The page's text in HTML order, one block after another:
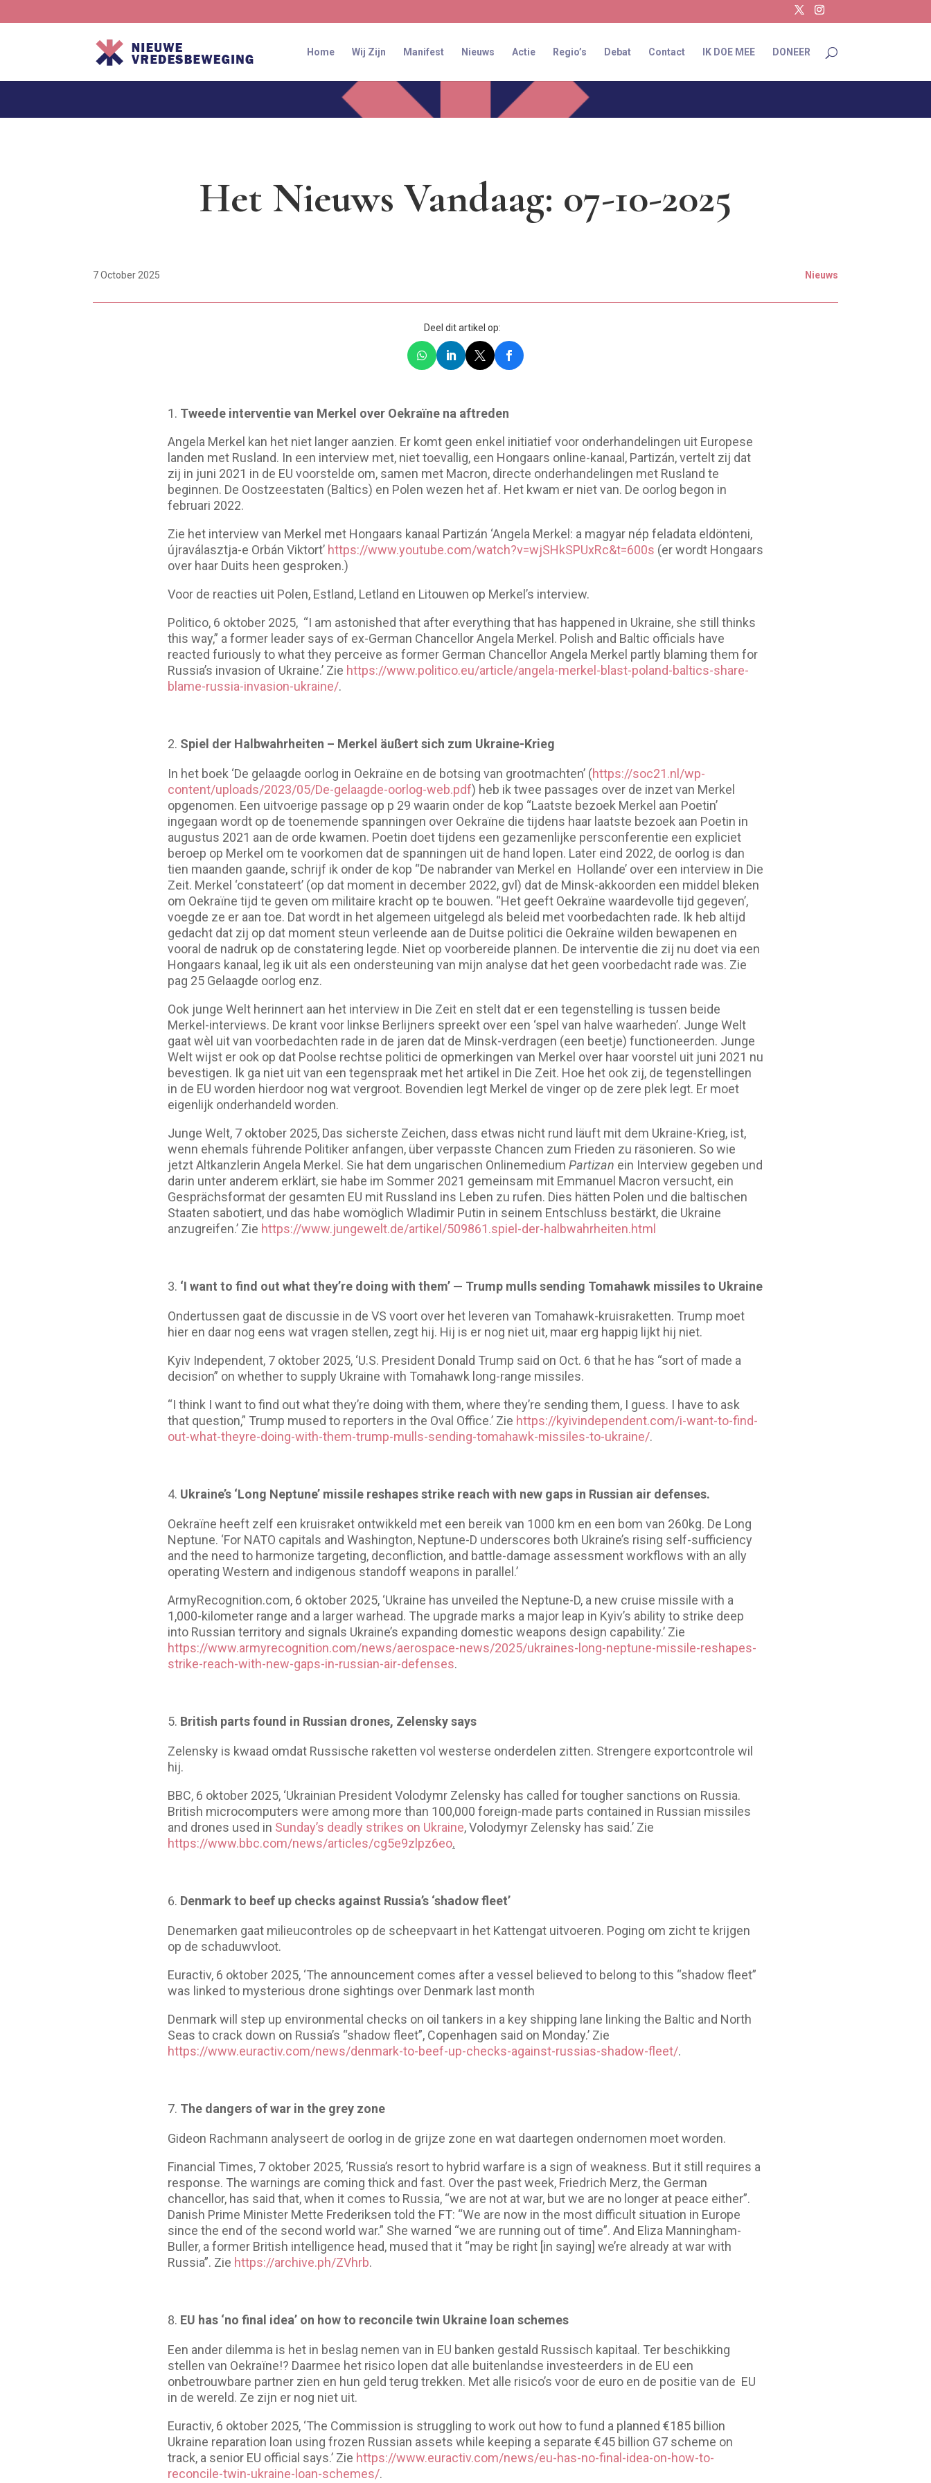
Home Wij Zijn Manifest Nieuws Actie Regio’s Debat Contact IK DOE MEE DONEER
Het Nieuws Vandaag: 07-10-2025
7 October 2025 Nieuws
Deel dit artikel op:
1. Tweede interventie van Merkel over Oekraïne na aftreden
Angela Merkel kan het niet langer aanzien. Er komt geen enkel initiatief voor onderhandelingen uit Europese
landen met Rusland. In een interview met, niet toevallig, een Hongaars online-kanaal, Partizán, vertelt zij dat
zij in juni 2021 in de EU voorstelde om, samen met Macron, directe onderhandelingen met Rusland te
beginnen. De Oostzeestaten (Baltics) en Polen wezen het af. Het kwam er niet van. De oorlog begon in
februari 2022.
Zie het interview van Merkel met Hongaars kanaal Partizán ‘Angela Merkel: a magyar nép feladata eldönteni,
újraválasztja-e Orbán Viktort’ https://www.youtube.com/watch?v=wjSHkSPUxRc&t=600s (er wordt Hongaars
over haar Duits heen gesproken.)
Voor de reacties uit Polen, Estland, Letland en Litouwen op Merkel’s interview.
Politico, 6 oktober 2025, “I am astonished that after everything that has happened in Ukraine, she still thinks
this way,” a former leader says of ex-German Chancellor Angela Merkel. Polish and Baltic officials have
reacted furiously to what they perceive as former German Chancellor Angela Merkel partly blaming them for
Russia’s invasion of Ukraine.’ Zie https://www.politico.eu/article/angela-merkel-blast-poland-baltics-share-
blame-russia-invasion-ukraine/.
Spiel der Halbwahrheiten – Merkel äußert sich zum Ukraine-Krieg
In het boek ‘De gelaagde oorlog in Oekraïne en de botsing van grootmachten’ (https://soc21.nl/wp-
content/uploads/2023/05/De-gelaagde-oorlog-web.pdf) heb ik twee passages over de inzet van Merkel
opgenomen. Een uitvoerige passage op p 29 waarin onder de kop “Laatste bezoek Merkel aan Poetin’
ingegaan wordt op de toenemende spanningen over Oekraïne die tijdens haar laatste bezoek aan Poetin in
augustus 2021 aan de orde kwamen. Poetin doet tijdens een gezamenlijke persconferentie een expliciet
beroep op Merkel om te voorkomen dat de spanningen uit de hand lopen. Later eind 2022, de oorlog is dan
tien maanden gaande, schrijf ik onder de kop “De nabrander van Merkel en Hollande’ over een interview in Die
Zeit. Merkel ‘constateert’ (op dat moment in december 2022, gvl) dat de Minsk-akkoorden een middel bleken
om Oekraïne tijd te geven om militaire kracht op te bouwen. “Het geeft Oekraïne waardevolle tijd gegeven’,
voegde ze er aan toe. Dat wordt in het algemeen uitgelegd als beleid met voorbedachten rade. Ik heb altijd
gedacht dat zij op dat moment steun verleende aan de Duitse politici die Oekraïne wilden bewapenen en
vooral de nadruk op de constatering legde. Niet op voorbereide plannen. De interventie die zij nu doet via een
Hongaars kanaal, leg ik uit als een ondersteuning van mijn analyse dat het geen voorbedacht rade was. Zie
pag 25 Gelaagde oorlog enz.
Ook junge Welt herinnert aan het interview in Die Zeit en stelt dat er een tegenstelling is tussen beide
Merkel-interviews. De krant voor linkse Berlijners spreekt over een ‘spel van halve waarheden’. Junge Welt
gaat wèl uit van voorbedachten rade in de jaren dat de Minsk-verdragen (een beetje) functioneerden. Junge
Welt wijst er ook op dat Poolse rechtse politici de opmerkingen van Merkel over haar voorstel uit juni 2021 nu
bevestigen. Ik ga niet uit van een tegenspraak met het artikel in Die Zeit. Hoe het ook zij, de tegenstellingen
in de EU worden hierdoor nog wat vergroot. Bovendien legt Merkel de vinger op de zere plek legt. Er moet
eigenlijk onderhandeld worden.
Junge Welt, 7 oktober 2025, Das sicherste Zeichen, dass etwas nicht rund läuft mit dem Ukraine-Krieg, ist,
wenn ehemals führende Politiker anfangen, über verpasste Chancen zum Frieden zu räsonieren. So wie
jetzt Altkanzlerin Angela Merkel. Sie hat dem ungarischen Onlinemedium Partizan ein Interview gegeben und
darin unter anderem erklärt, sie habe im Sommer 2021 gemeinsam mit Emmanuel Macron versucht, ein
Gesprächsformat der gesamten EU mit Russland ins Leben zu rufen. Dies hätten Polen und die baltischen
Staaten sabotiert, und das habe womöglich Wladimir Putin in seinem Entschluss bestärkt, die Ukraine
anzugreifen.’ Zie https://www.jungewelt.de/artikel/509861.spiel-der-halbwahrheiten.html
‘I want to find out what they’re doing with them’ — Trump mulls sending Tomahawk missiles to Ukraine
Ondertussen gaat de discussie in de VS voort over het leveren van Tomahawk-kruisraketten. Trump moet
hier en daar nog eens wat vragen stellen, zegt hij. Hij is er nog niet uit, maar erg happig lijkt hij niet.
Kyiv Independent, 7 oktober 2025, ‘U.S. President Donald Trump said on Oct. 6 that he has “sort of made a
decision” on whether to supply Ukraine with Tomahawk long-range missiles.
“I think I want to find out what they’re doing with them, where they’re sending them, I guess. I have to ask
that question,” Trump mused to reporters in the Oval Office.’ Zie https://kyivindependent.com/i-want-to-find-
out-what-theyre-doing-with-them-trump-mulls-sending-tomahawk-missiles-to-ukraine/.
Ukraine’s ‘Long Neptune’ missile reshapes strike reach with new gaps in Russian air defenses.
Oekraïne heeft zelf een kruisraket ontwikkeld met een bereik van 1000 km en een bom van 260kg. De Long
Neptune. ‘For NATO capitals and Washington, Neptune-D underscores both Ukraine’s rising self-sufficiency
and the need to harmonize targeting, deconfliction, and battle-damage assessment workflows with an ally
operating Western and indigenous standoff weapons in parallel.’
ArmyRecognition.com, 6 oktober 2025, ‘Ukraine has unveiled the Neptune-D, a new cruise missile with a
1,000-kilometer range and a larger warhead. The upgrade marks a major leap in Kyiv’s ability to strike deep
into Russian territory and signals Ukraine’s expanding domestic weapons design capability.’ Zie
https://www.armyrecognition.com/news/aerospace-news/2025/ukraines-long-neptune-missile-reshapes-
strike-reach-with-new-gaps-in-russian-air-defenses.
British parts found in Russian drones, Zelensky says
Zelensky is kwaad omdat Russische raketten vol westerse onderdelen zitten. Strengere exportcontrole wil
hij.
BBC, 6 oktober 2025, ‘Ukrainian President Volodymr Zelensky has called for tougher sanctions on Russia.
British microcomputers were among more than 100,000 foreign-made parts contained in Russian missiles
and drones used in Sunday’s deadly strikes on Ukraine, Volodymyr Zelensky has said.’ Zie
https://www.bbc.com/news/articles/cg5e9zlpz6eo.
Denmark to beef up checks against Russia’s ‘shadow fleet’
Denemarken gaat milieucontroles op de scheepvaart in het Kattengat uitvoeren. Poging om zicht te krijgen
op de schaduwvloot.
Euractiv, 6 oktober 2025, ‘The announcement comes after a vessel believed to belong to this “shadow fleet”
was linked to mysterious drone sightings over Denmark last month
Denmark will step up environmental checks on oil tankers in a key shipping lane linking the Baltic and North
Seas to crack down on Russia’s “shadow fleet”, Copenhagen said on Monday.’ Zie
https://www.euractiv.com/news/denmark-to-beef-up-checks-against-russias-shadow-fleet/.
The dangers of war in the grey zone
Gideon Rachmann analyseert de oorlog in de grijze zone en wat daartegen ondernomen moet worden.
Financial Times, 7 oktober 2025, ‘Russia’s resort to hybrid warfare is a sign of weakness. But it still requires a
response. The warnings are coming thick and fast. Over the past week, Friedrich Merz, the German
chancellor, has said that, when it comes to Russia, “we are not at war, but we are no longer at peace either”.
Danish Prime Minister Mette Frederiksen told the FT: “We are now in the most difficult situation in Europe
since the end of the second world war.” She warned “we are running out of time”. And Eliza Manningham-
Buller, a former British intelligence head, mused that it “may be right [in saying] we’re already at war with
Russia”. Zie https://archive.ph/ZVhrb.
EU has ‘no final idea’ on how to reconcile twin Ukraine loan schemes
Een ander dilemma is het in beslag nemen van in EU banken gestald Russisch kapitaal. Ter beschikking
stellen van Oekraïne!? Daarmee het risico lopen dat alle buitenlandse investeerders in de EU een
onbetrouwbare partner zien en hun geld terug trekken. Met alle risico’s voor de euro en de positie van de EU
in de wereld. Ze zijn er nog niet uit.
Euractiv, 6 oktober 2025, ‘The Commission is struggling to work out how to fund a planned €185 billion
Ukraine reparation loan using frozen Russian assets while keeping a separate €45 billion G7 scheme on
track, a senior EU official says.’ Zie https://www.euractiv.com/news/eu-has-no-final-idea-on-how-to-
reconcile-twin-ukraine-loan-schemes/.